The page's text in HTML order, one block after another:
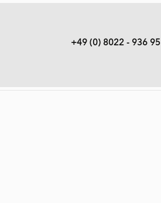
+49 (0) 8022 - 936 95